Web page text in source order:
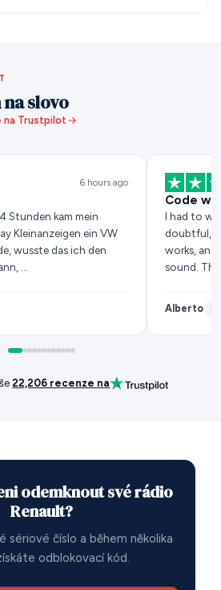
slovo
na Trustpilot
6 hours ago
Stunden kam mein
Kleinanzeigen ein VW
wusste das ich den
…
Code
I had to
doubtful,
works, and
sound.
Alberto·
22,206 recenze na
odemknout své rádio
Renault?
sériové číslo a během několika
odblokovací kód.